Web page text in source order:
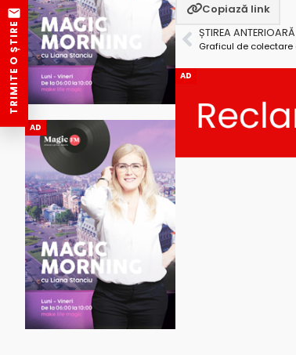
AD
Copiază link
ȘTIREA ANTERIOARĂ
AD
TRIMITE O ȘTIRE